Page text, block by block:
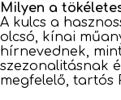
Milyen a
A kulcs a
olcsó, kínai
hírnevednek,
szezonalitásnak
megfelelő, tartós